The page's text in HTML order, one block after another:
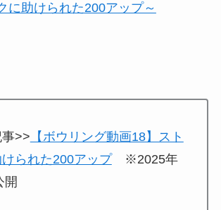
に助けられた200アップ～
>> 【ボウリング動画18】スト
られた200アップ※2025年
開